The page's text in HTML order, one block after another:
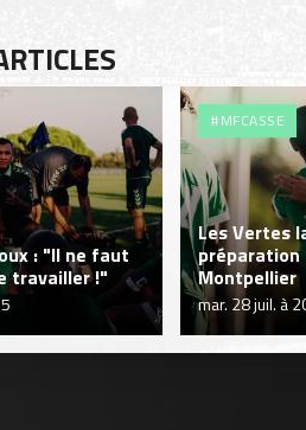
: "Il ne faut
travailler !"
#MFCASSE
Les Vertes
préparation
Montpellier
mar. 28 juil. à